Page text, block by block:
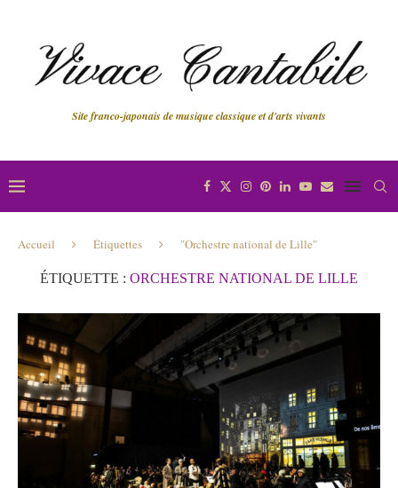
Site franco-japonais de musique classique et d'arts vivants
Accueil Étiquettes "Orchestre national de Lille"
ÉTIQUETTE : ORCHESTRE NATIONAL DE LILLE